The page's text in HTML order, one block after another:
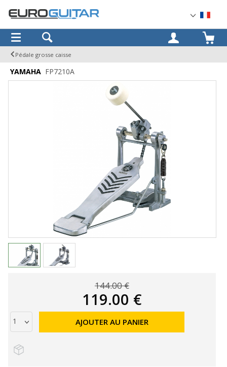
OK
Pédale grosse caisse
YAMAHA FP7210A
144.00 €
119.00 €
AJOUTER AU PANIER